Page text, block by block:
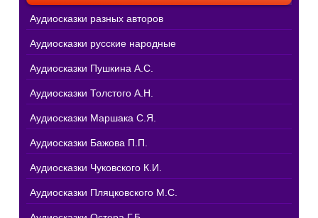
Аудиосказки разных авторов
Аудиосказки русские народные
Аудиосказки Пушкина А.С.
Аудиосказки Толстого А.Н.
Аудиосказки Маршака С.Я.
Аудиосказки Бажова П.П.
Аудиосказки Чуковского К.И.
Аудиосказки Пляцковского М.С.